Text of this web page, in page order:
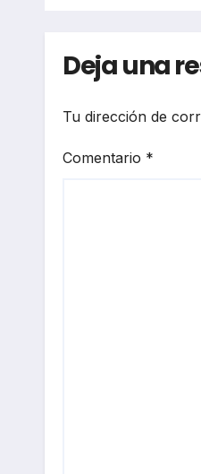
Deja una
Tu dirección de
Comentario *